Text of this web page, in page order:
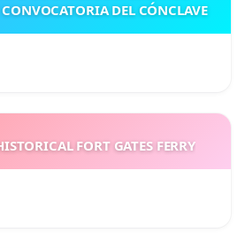
DEL CÓNCLAVE
FORT GATES FERRY